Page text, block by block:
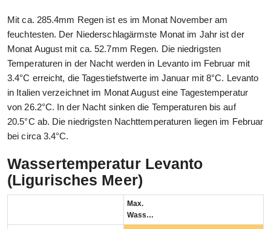
Mit ca. 285.4mm Regen ist es im Monat November am
feuchtesten. Der Niederschlagärmste Monat im Jahr ist der
Monat August mit ca. 52.7mm Regen. Die niedrigsten
Temperaturen in der Nacht werden in Levanto im Februar mit
3.4°C erreicht, die Tagestiefstwerte im Januar mit 8°C. Levanto
in Italien verzeichnet im Monat August eine Tagestemperatur
von 26.2°C. In der Nacht sinken die Temperaturen bis auf
20.5°C ab. Die niedrigsten Nachttemperaturen liegen im Februar
bei circa 3.4°C.
Wassertemperatur Levanto
(Ligurisches Meer)
Max.
Wassertemperatur (°C)